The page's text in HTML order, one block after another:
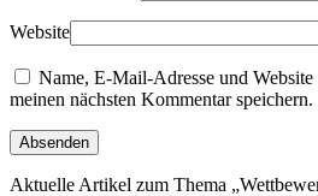
Website
Name, E-Mail-Adresse und
meinen nächsten Kommentar speichern.
Aktuelle Artikel zum Thema